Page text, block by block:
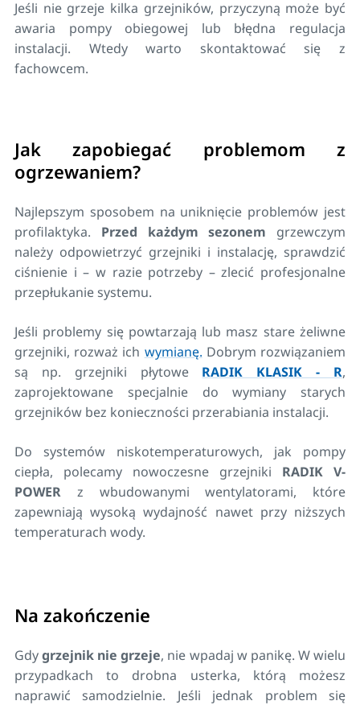
Jeśli nie grzeje kilka grzejników, przyczyną może być
awaria pompy obiegowej lub błędna regulacja
instalacji. Wtedy warto skontaktować się z
fachowcem.
Jak zapobiegać problemom z
ogrzewaniem?
Najlepszym sposobem na uniknięcie problemów jest
profilaktyka. Przed każdym sezonem grzewczym
należy odpowietrzyć grzejniki i instalację, sprawdzić
ciśnienie i – w razie potrzeby – zlecić profesjonalne
przepłukanie systemu.
Jeśli problemy się powtarzają lub masz stare żeliwne
grzejniki, rozważ ich wymianę. Dobrym rozwiązaniem
są np. grzejniki płytowe RADIK KLASIK - R,
zaprojektowane specjalnie do wymiany starych
grzejników bez konieczności przerabiania instalacji.
Do systemów niskotemperaturowych, jak pompy
ciepła, polecamy nowoczesne grzejniki RADIK V-
POWER z wbudowanymi wentylatorami, które
zapewniają wysoką wydajność nawet przy niższych
temperaturach wody.
Na zakończenie
Gdygrzejnik nie grzeje, nie wpadaj w panikę. W wielu
przypadkach to drobna usterka, którą możesz
naprawić samodzielnie. Jeśli jednak problem się